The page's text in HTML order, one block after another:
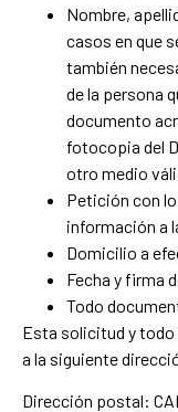
Nombre,
casos en que
también
de la persona
documento
fotocopia del
otro medio
Petición con
información a
Domicilio a
Fecha y firma
Todo
Esta solicitud y
a la siguiente
Dirección postal: